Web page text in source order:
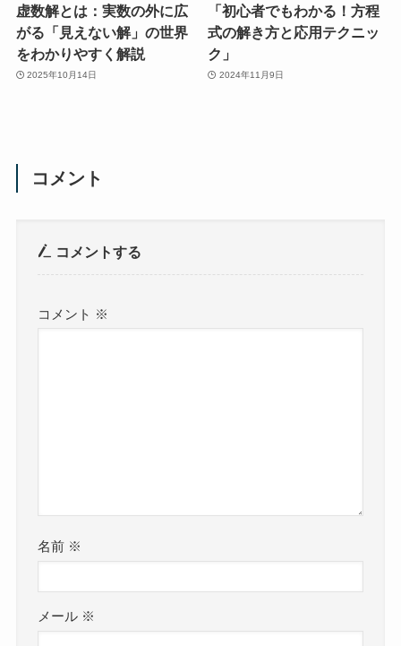
虚数解とは：実数の外に広
がる「見えない解」の世界
をわかりやすく解説
2025年10月14日
「初心者でもわかる！方程
式の解き方と応用テクニッ
ク」
2024年11月9日
コメント
コメントする
コメント ※
名前 ※
メール ※